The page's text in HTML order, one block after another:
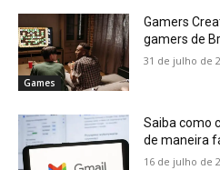
Games
Gamers
gamers de
31 de julho de
Saiba como
de maneira
16 de julho de